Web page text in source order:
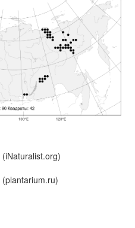
(iNaturalist.org)
(plantarium.ru)